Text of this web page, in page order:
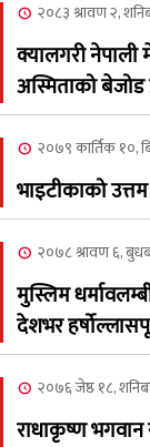
२०८३ श्रावण २,
क्यालगरी नेपाली
अस्मिताको बेजोड
२०७९ कार्तिक १०,
भाइटीकाको
२०७८ श्रावण ६,
मुस्लिम
देशभर
२०७६ जेष्ठ १८,
राधाकृष्ण भगवान